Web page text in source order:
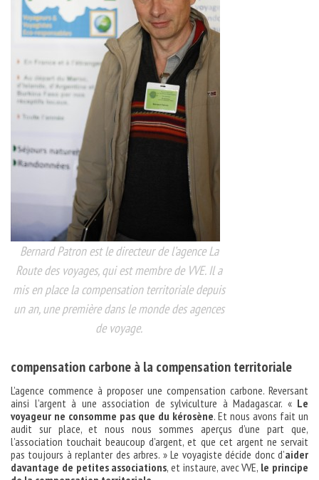
Bernard Patron est le directeur de l’agence La
Route des voyages, qui est membre de VVE. Il a
mis en place la compensation territoriale depuis
un an, une première dans le monde des agences
de voyage.
compensation carbone à la compensation territoriale
L’agence commence à proposer une compensation carbone. Reversant
ainsi l’argent à une association de sylviculture à Madagascar. « Le
voyageur ne consomme pas que du kérosène. Et nous avons fait un
audit sur place, et nous nous sommes aperçus d’une part que,
l’association touchait beaucoup d’argent, et que cet argent ne servait
pas toujours à replanter des arbres. » Le voyagiste décide donc d’aider
davantage de petites associations, et instaure, avec VVE, le principe